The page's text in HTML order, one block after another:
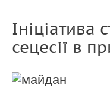
Ініціатива
сецесії в